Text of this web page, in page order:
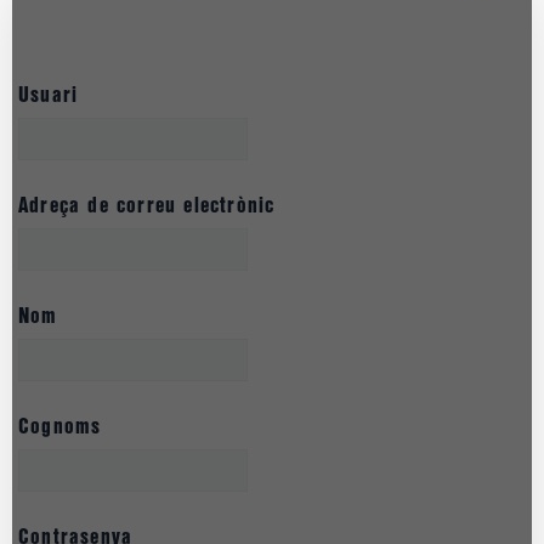
Usuari
Adreça de correu electrònic
Nom
Cognoms
Contrasenya